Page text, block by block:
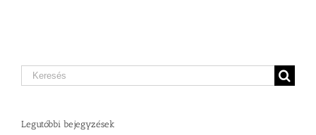
Search
Legutóbbi bejegyzések